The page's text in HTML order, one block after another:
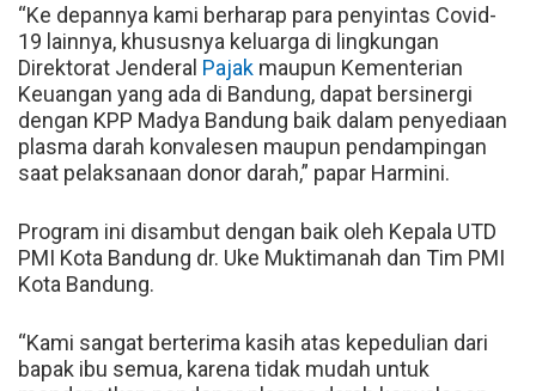
“Ke depannya kami berharap para penyintas Covid-
19 lainnya, khususnya keluarga di lingkungan
Direktorat Jenderal Pajak maupun Kementerian
Keuangan yang ada di Bandung, dapat bersinergi
dengan KPP Madya Bandung baik dalam penyediaan
plasma darah konvalesen maupun pendampingan
saat pelaksanaan donor darah,” papar Harmini.
Program ini disambut dengan baik oleh Kepala UTD
PMI Kota Bandung dr. Uke Muktimanah dan Tim PMI
Kota Bandung.
“Kami sangat berterima kasih atas kepedulian dari
bapak ibu semua, karena tidak mudah untuk